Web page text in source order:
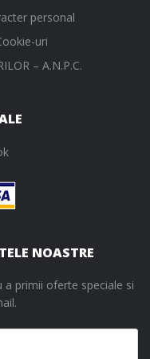
personal
uri
– A.N.P.C.
NOASTRE
a primii oferte speciale si